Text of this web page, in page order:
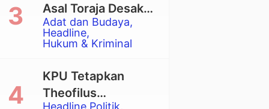
Adat dan Budaya
Headline
Hukum & Kriminal
Asal Toraja Desak
Mahkamah Agung
Larang Penggunaan
Eksekusi Rumah
Adat Tongkonan
Headline Politik
KPU Tetapkan
Theofilus